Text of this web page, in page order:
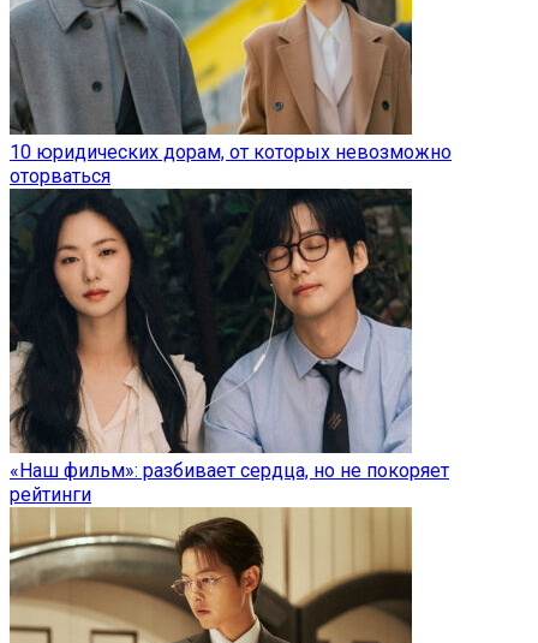
10 юридических дорам, от которых невозможно
оторваться
«Наш фильм»: разбивает сердца, но не покоряет
рейтинги